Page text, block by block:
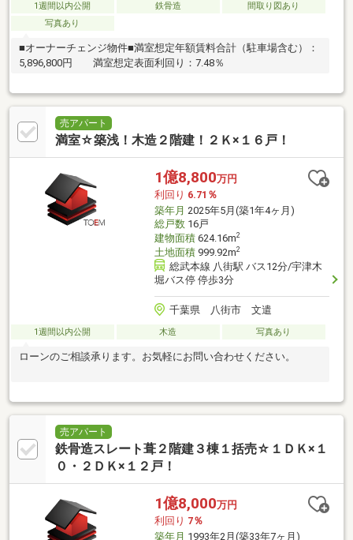
1週間以内公開 鉄骨造
間取り図あり
写真あり
■オーナーチェンジ物件■満室想定年額賃料合計（駐車場含む）：
5,896,800円 満室想定表面利回り：7.48％
売アパート
満室☆築浅！木造２階建！２Ｋ×１６戸！
1億8,800万円
利回り 6.71％
築年月 2025年5月(築1年4ヶ月)
総戸数16戸
建物面積624.16m2
土地面積999.92m2
総武本線 八街駅 バス12分/宇津木
堀バス停 停歩3分
千葉県 八街市 文遣
1週間以内公開 木造 写真あり
ローンのご相談承ります。お気軽にお問い合わせください。
売アパート
鉄骨造スレート葺２階建３棟１括売☆１ＤＫ×１
０・２ＤＫ×１２戸！
1億8,000万円
利回り 7％
築年月 1993年2月(築33年7ヶ月)